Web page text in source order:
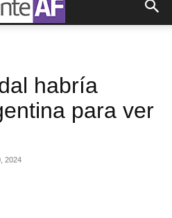
habría
para ver
2024